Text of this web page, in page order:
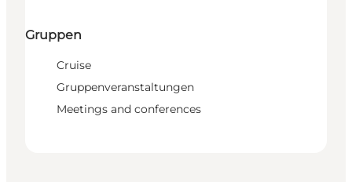
Gruppen
Cruise
Gruppenveranstaltungen
Meetings and conferences